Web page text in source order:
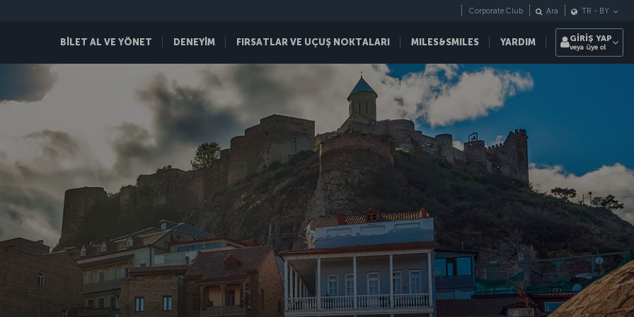
BİLET AL VE YÖNET DENEYİM FIRSATLAR VE UÇUŞ NOKTALARI MILES&SMILES YARDIM
Corporate Club Ara TR - BY
GİRİŞ YAP
veya üye ol